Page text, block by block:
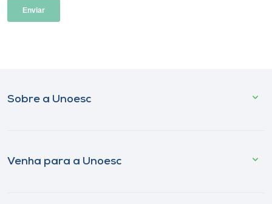
Sobre a Unoesc
Venha para a Unoesc